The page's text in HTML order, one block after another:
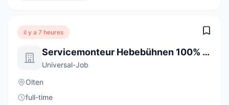
il y a 7 heures
Servicemonteur Hebebühnen 100% (m/w/d)
Universal-Job
Olten
full-time